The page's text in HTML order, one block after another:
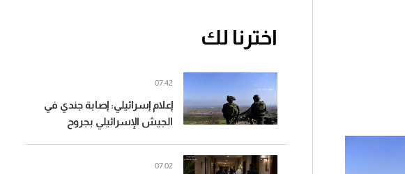
اخترنا لك
إعلام إسرائيلي: إصابة جندي في
الجيش الإسرائيلي بجروح
07:42
07:02